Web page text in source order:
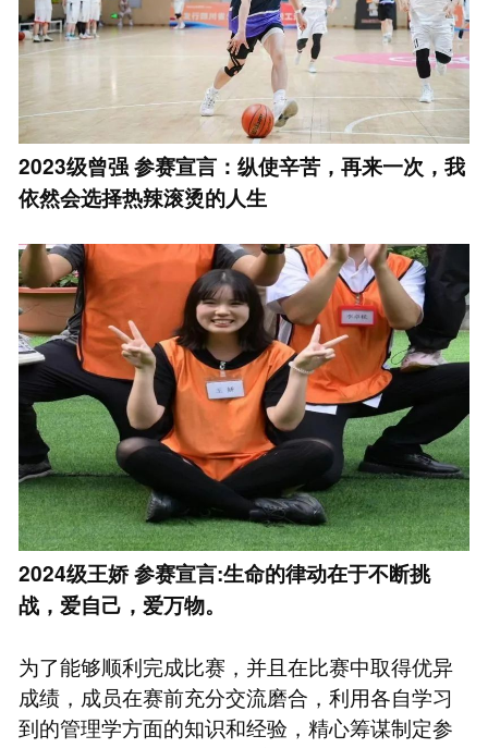
2023级曾强 参赛宣言：纵使辛苦，再来一次，我
依然会选择热辣滚烫的人生
2024级王娇 参赛宣言:生命的律动在于不断挑
战，爱自己，爱万物。
为了能够顺利完成比赛，并且在比赛中取得优异
成绩，成员在赛前充分交流磨合，利用各自学习
到的管理学方面的知识和经验，精心筹谋制定参